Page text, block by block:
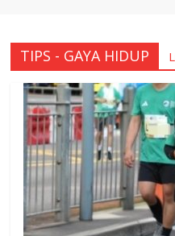
TIPS - GAYA HIDUP